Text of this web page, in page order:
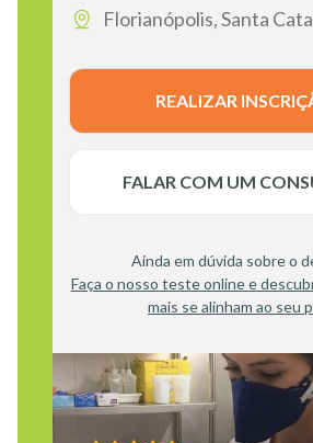
Florianópolis, Santa
REALIZAR
FALAR COM UM
Ainda em dúvida sobre o
Faça o nosso teste online e
mais se alinham ao seu